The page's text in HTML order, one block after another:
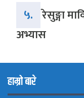
५. रेसुङ्गा
अभ्यास
हाम्रो बारे